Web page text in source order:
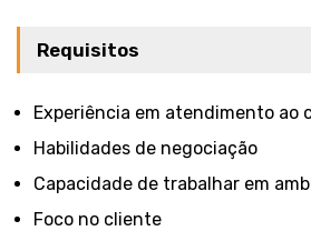
Requisitos
Experiência em atendimento ao
Habilidades de negociação
Capacidade de trabalhar em
Foco no cliente